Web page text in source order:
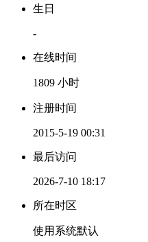
生日
-
在线时间
1809 小时
注册时间
2015-5-19 00:31
最后访问
2026-7-10 18:17
所在时区
使用系统默认